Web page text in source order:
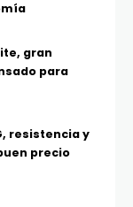
gran
para
resistencia y
precio